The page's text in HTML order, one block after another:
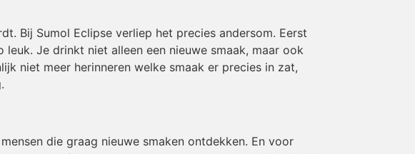
Bij Sumol Eclipse verliep het precies andersom. Eerst
Je drinkt niet alleen een nieuwe smaak, maar ook
niet meer herinneren welke smaak er precies in zat,
die graag nieuwe smaken ontdekken. En voor